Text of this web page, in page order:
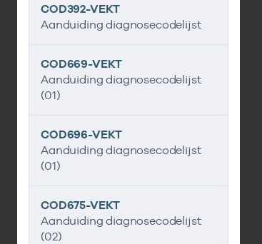
COD392-VEKT
Aanduiding diagnosecodelijst
COD669-VEKT
Aanduiding diagnosecodelijst
(01)
COD696-VEKT
Aanduiding diagnosecodelijst
(01)
COD675-VEKT
Aanduiding diagnosecodelijst
(02)